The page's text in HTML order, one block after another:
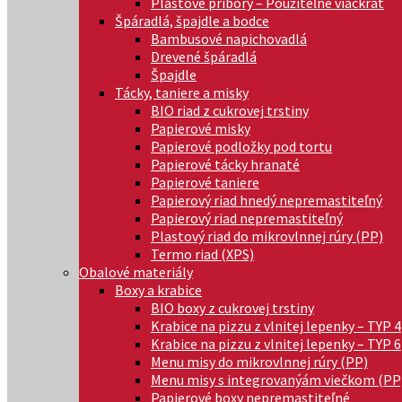
Špáradlá, špajdle a bodce
Bambusové napichovadlá
Drevené špáradlá
Špajdle
Tácky, taniere a misky
BIO riad z cukrovej trstiny
Papierové misky
Papierové podložky pod tortu
Papierové tácky hranaté
Papierové taniere
Papierový riad hnedý nepremastiteľný
Papierový riad nepremastiteľný
Plastový riad do mikrovlnnej rúry (PP)
Termo riad (XPS)
Obalové materiály
Boxy a krabice
BIO boxy z cukrovej trstiny
Krabice na pizzu z vlnitej lepenky – TYP 4
Krabice na pizzu z vlnitej lepenky – TYP 6
Menu misy do mikrovlnnej rúry (PP)
Menu misy s integrovanýám viečkom
Papierové boxy nepremastiteľné